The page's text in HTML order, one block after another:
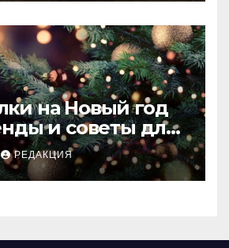
на Новый год
и советы для
праздника
РЕДАКЦИЯ